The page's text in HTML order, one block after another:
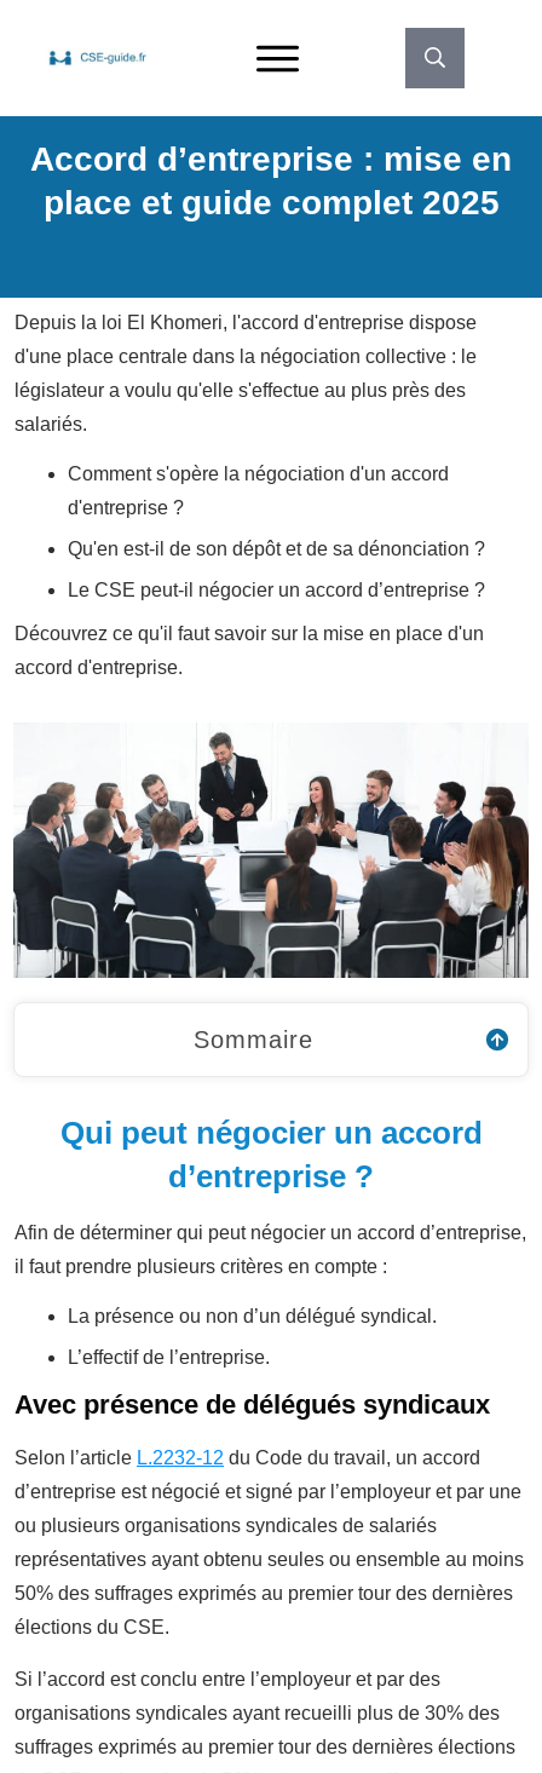
Accord d’entreprise : mise en
place et guide complet 2025
Depuis la loi El Khomeri, l'accord d'entreprise dispose
d'une place centrale dans la négociation collective : le
législateur a voulu qu'elle s'effectue au plus près des
salariés.
Comment s'opère la négociation d'un accord
d'entreprise ?
Qu'en est-il de son dépôt et de sa dénonciation ?
Le CSE peut-il négocier un accord d’entreprise ?
Découvrez ce qu'il faut savoir sur la mise en place d'un
accord d'entreprise.
Sommaire
Qui peut négocier un accord
d’entreprise ?
Afin de déterminer qui peut négocier un accord d’entreprise,
il faut prendre plusieurs critères en compte :
La présence ou non d’un délégué syndical.
L’effectif de l’entreprise.
Avec présence de délégués syndicaux
Selon l’article L.2232-12 du Code du travail, un accord
d’entreprise est négocié et signé par l’employeur et par une
ou plusieurs organisations syndicales de salariés
représentatives ayant obtenu seules ou ensemble au moins
50% des suffrages exprimés au premier tour des dernières
élections du CSE.
Si l’accord est conclu entre l’employeur et par des
organisations syndicales ayant recueilli plus de 30% des
suffrages exprimés au premier tour des dernières élections